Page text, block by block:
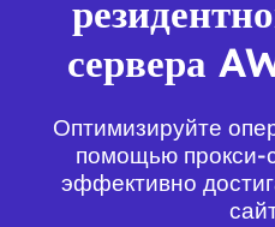
сервера
Оптимизируйте
помощью прокси-
эффективно